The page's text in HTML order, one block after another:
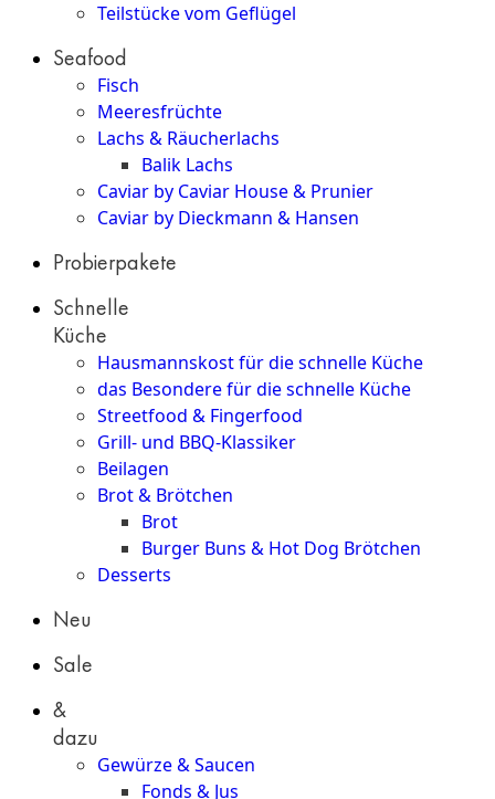
Teilstücke vom Geflügel
Seafood
Fisch
Meeresfrüchte
Lachs & Räucherlachs
Balik Lachs
Caviar by Caviar House & Prunier
Caviar by Dieckmann & Hansen
Probierpakete
Schnelle
Küche
Hausmannskost für die schnelle Küche
das Besondere für die schnelle Küche
Streetfood & Fingerfood
Grill- und BBQ-Klassiker
Beilagen
Brot & Brötchen
Brot
Burger Buns & Hot Dog Brötchen
Desserts
Neu
Sale
&
dazu
Gewürze & Saucen
Fonds & Jus